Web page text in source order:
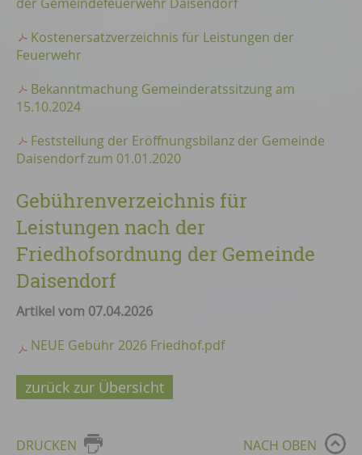
Kostenersatzverzeichnis für Leistungen der
Feuerwehr
Bekanntmachung Gemeinderatssitzung am
15.10.2024
Feststellung der Eröffnungsbilanz der Gemeinde
Daisendorf zum 01.01.2020
Gebührenverzeichnis für
Leistungen nach der
Friedhofsordnung der Gemeinde
Daisendorf
Artikel vom 07.04.2026
NEUE Gebühr 2026 Friedhof.pdf
zurück zur Übersicht
DRUCKEN NACH OBEN